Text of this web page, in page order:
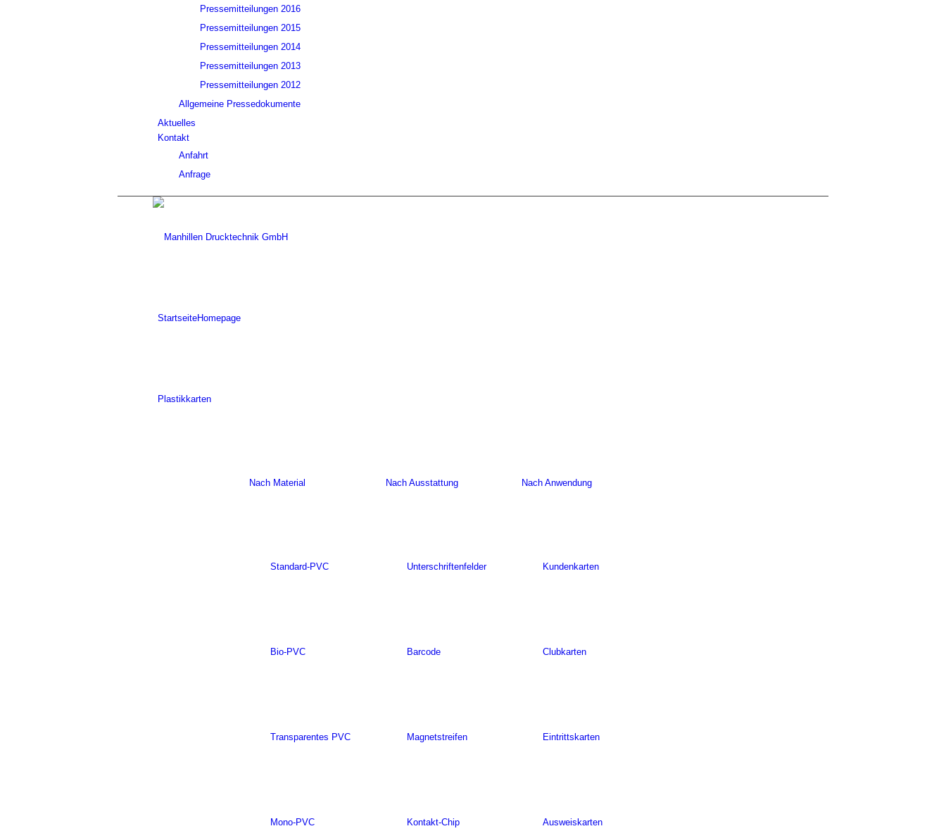
Pressemitteilungen 2016
Pressemitteilungen 2015
Pressemitteilungen 2014
Pressemitteilungen 2013
Pressemitteilungen 2012
Allgemeine Pressedokumente
Aktuelles
Kontakt
Anfahrt
Anfrage
StartseiteHomepage
Plastikkarten
Nach Material
Standard-PVC
Bio-PVC
Transparentes PVC
Mono-PVC
Nach Ausstattung
Unterschriftenfelder
Barcode
Magnetstreifen
Kontakt-Chip
Nach Anwendung
Kundenkarten
Clubkarten
Eintrittskarten
Ausweiskarten